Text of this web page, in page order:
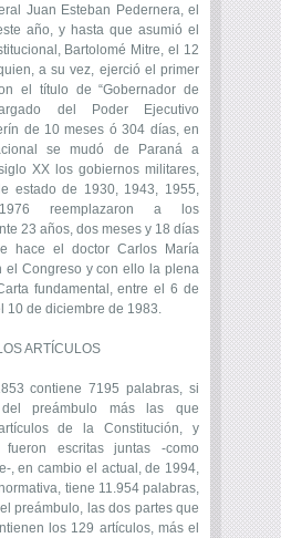
Juan Esteban Pedernera, el
año, y hasta que asumió el
Bartolomé Mitre, el 12
a su vez, ejerció el primer
el título de “Gobernador de
del Poder Ejecutivo
de 10 meses ó 304 días, en
se mudó de Paraná a
XX los gobiernos militares,
estado de 1930, 1943, 1955,
reemplazaron a los
23 años, dos meses y 18 días
hace el doctor Carlos María
el Congreso y con ello la plena
fundamental, entre el 6 de
10 de diciembre de 1983.
ARTÍCULOS
contiene 7195 palabras, si
preámbulo más las que
de la Constitución, y
escritas juntas -como
, en cambio el actual, de 1994,
tiene 11.954 palabras,
preámbulo, las dos partes que
los 129 artículos, más el